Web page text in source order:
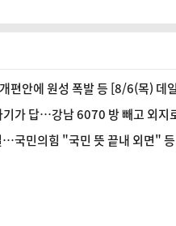
편안에 원성 폭발 등 [8/6(목) 데
가 답…강남 6070 방 빼고 외
국민의힘 "국민 뜻 끝내 외면"